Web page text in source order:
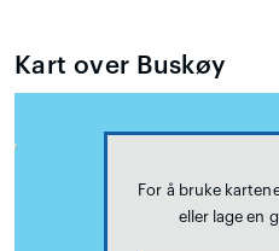
Kart over Buskøy
For å bruke
eller lage en